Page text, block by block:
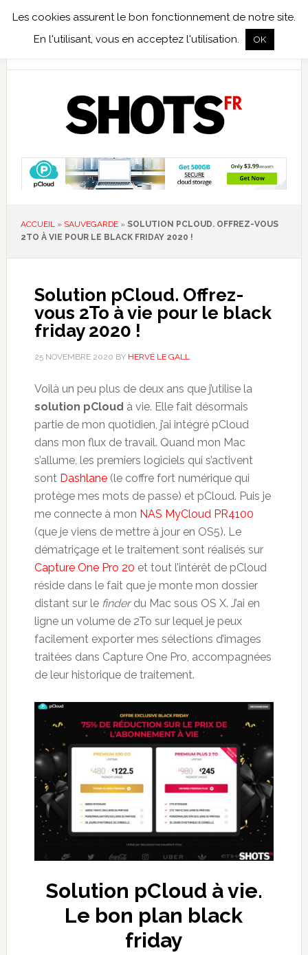
ACCUEIL » SAUVEGARDE» SOLUTION PCLOUD. OFFREZ-VOUS
2TO À VIE POUR LE BLACK FRIDAY 2020 !
Solution pCloud. Offrez-
vous 2To à vie pour le black
friday 2020 !
25 NOVEMBRE 2020 BY HERVÉ LE GALL
Voilà un peu plus de deux ans que j’utilise la
solution pCloud à vie. Elle fait désormais
partie de mon quotidien, j’ai intégré pCloud
dans mon flux de travail. Quand mon Mac
s’allume, les premiers logiciels qui s’activent
sont Dashlane(le coffre fort numérique qui
protège mes mots de passe) et pCloud. Puis je
me connecte à mon NAS MyCloud PR4100
(que je viens de mettre à jour en OS5). Le
dématriçage et le traitement sont réalisés sur
Capture One Pro 20 et tout l’intérêt de pCloud
réside dans le fait que je monte mon dossier
distant sur le finderdu Mac sous OS X. J’ai en
ligne un volume de 2To sur lequel je peux
facilement exporter mes sélections d’images
traitées dans Capture One Pro, accompagnées
de leur historique de traitement.
Solution pCloud à vie.
Le bon plan black
friday
Les cookies assurent le bon fonctionnement de notre site.
En l'utilisant, vous en acceptez l'utilisation.
OK